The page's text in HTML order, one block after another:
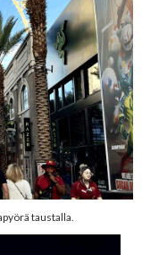
taustalla.